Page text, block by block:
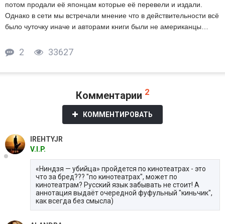
потом продали её японцам которые её перевели и издали.
Однако в сети мы встречали мнение что в действительности всё
было чуточку иначе и авторами книги были не американцы…
2 33627
Комментарии 2
КОММЕНТИРОВАТЬ
IREHTYJR
V.I.P.
«Ниндзя — убийца» пройдется по кинотеатрах - это
что за бред??? "по кинотеатрах", может по
кинотеатрам? Русский язык забывать не стоит! А
аннотация выдаёт очередной фуфульный "киньчик",
как всегда без смысла)